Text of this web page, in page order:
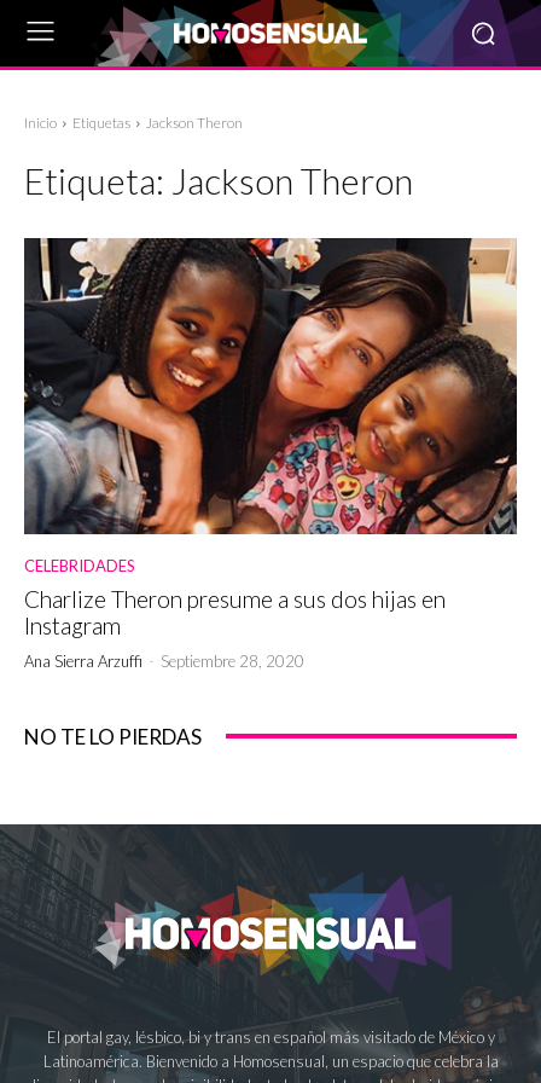
Inicio Etiquetas Jackson Theron
Etiqueta: Jackson Theron
CELEBRIDADES
Charlize Theron presume a sus dos hijas en
Instagram
Ana Sierra Arzuffi - Septiembre 28, 2020
NO TE LO PIERDAS
El portal gay, lésbico, bi y trans en español más visitado de México y
Latinoamérica. Bienvenido a Homosensual, un espacio que celebra la